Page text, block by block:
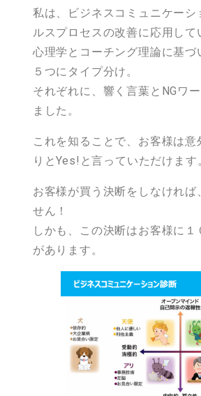
私は、ビジネスコミュニケーシ
ルスプロセスの改善に応用して
心理学とコーチング理論に基づ
５つにタイプ分け。
それぞれに、響く言葉とNGワ
ました。
これを知ることで、お客様は意
りとYes!と言っていただけます
お客様が買う決断をしなければ
せん！
しかも、この決断はお客様に
があります。